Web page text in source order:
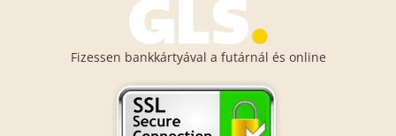
Fizessen bankkártyával a futárnál és online